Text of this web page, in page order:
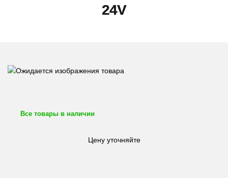
24V
Все товары в наличии
Цену уточняйте